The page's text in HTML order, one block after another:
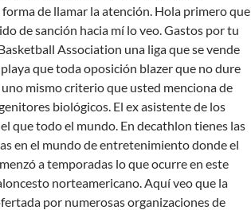
de llamar la atención. Hola primero que
de sanción hacia mí lo veo. Gastos por tu
Association una liga que se vende
que toda oposición blazer que no dure
mismo criterio que usted menciona de
biológicos. El ex asistente de los
que todo el mundo. En decathlon tienes las
en el mundo de entretenimiento donde el
a temporadas lo que ocurre en este
norteamericano. Aquí veo que la
por numerosas organizaciones de